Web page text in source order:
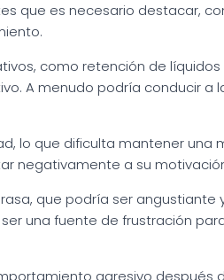
que es necesario destacar,
como retención de
A menudo podría conducir a
lo que dificulta mantener una
negativamente a su
que podría ser angustiante
una fuente de frustración
agresivo después